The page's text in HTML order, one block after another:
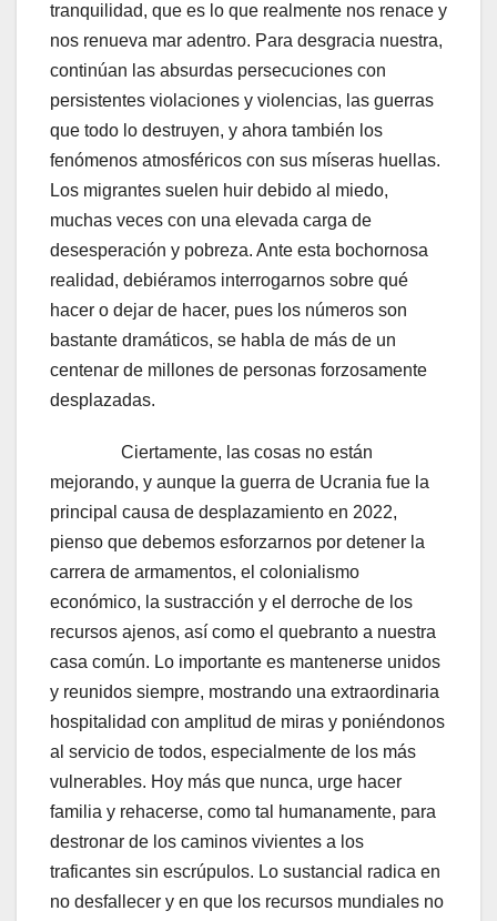
tranquilidad, que es lo que realmente nos renace y
nos renueva mar adentro. Para desgracia nuestra,
continúan las absurdas persecuciones con
persistentes violaciones y violencias, las guerras
que todo lo destruyen, y ahora también los
fenómenos atmosféricos con sus míseras huellas.
Los migrantes suelen huir debido al miedo,
muchas veces con una elevada carga de
desesperación y pobreza. Ante esta bochornosa
realidad, debiéramos interrogarnos sobre qué
hacer o dejar de hacer, pues los números son
bastante dramáticos, se habla de más de un
centenar de millones de personas forzosamente
desplazadas.
Ciertamente, las cosas no están
mejorando, y aunque la guerra de Ucrania fue la
principal causa de desplazamiento en 2022,
pienso que debemos esforzarnos por detener la
carrera de armamentos, el colonialismo
económico, la sustracción y el derroche de los
recursos ajenos, así como el quebranto a nuestra
casa común. Lo importante es mantenerse unidos
y reunidos siempre, mostrando una extraordinaria
hospitalidad con amplitud de miras y poniéndonos
al servicio de todos, especialmente de los más
vulnerables. Hoy más que nunca, urge hacer
familia y rehacerse, como tal humanamente, para
destronar de los caminos vivientes a los
traficantes sin escrúpulos. Lo sustancial radica en
no desfallecer y en que los recursos mundiales no